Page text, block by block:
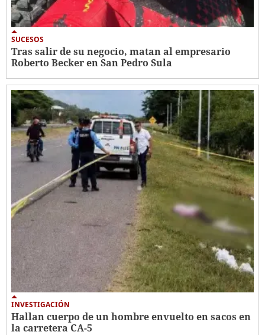
SUCESOS
Tras salir de su negocio, matan al empresario
Roberto Becker en San Pedro Sula
INVESTIGACIÓN
Hallan cuerpo de un hombre envuelto en sacos en
la carretera CA-5